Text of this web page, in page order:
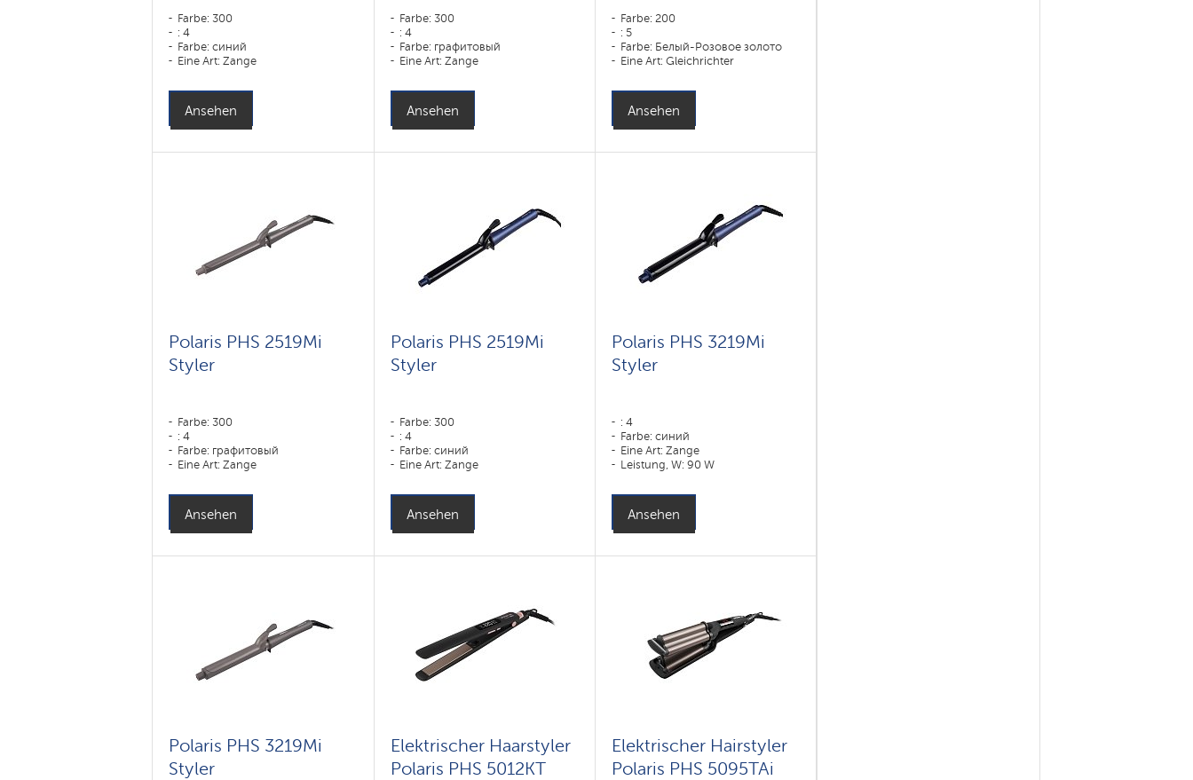
Farbe: 300
: 4
Farbe: синий
Eine Art: Zange
Ansehen
Farbe: 300
: 4
Farbe: графитовый
Eine Art: Zange
Ansehen
Farbe: 200
: 5
Farbe: Белый-Розовое золото
Eine Art: Gleichrichter
Leistung, W: 50 W
Ansehen
Polaris PHS 2519Mi
Styler
Farbe: 300
: 4
Farbe: графитовый
Eine Art: Zange
Ansehen
Polaris PHS 2519Mi
Styler
Farbe: 300
: 4
Farbe: синий
Eine Art: Zange
Ansehen
Polaris PHS 3219Mi
Styler
: 4
Farbe: синий
Eine Art: Zange
Leistung, W: 90 W
Ansehen
Polaris PHS 3219Mi
Styler
Elektrischer Haarstyler
Polaris PHS 5012KT
Elektrischer Hairstyler
Polaris PHS 5095TAi